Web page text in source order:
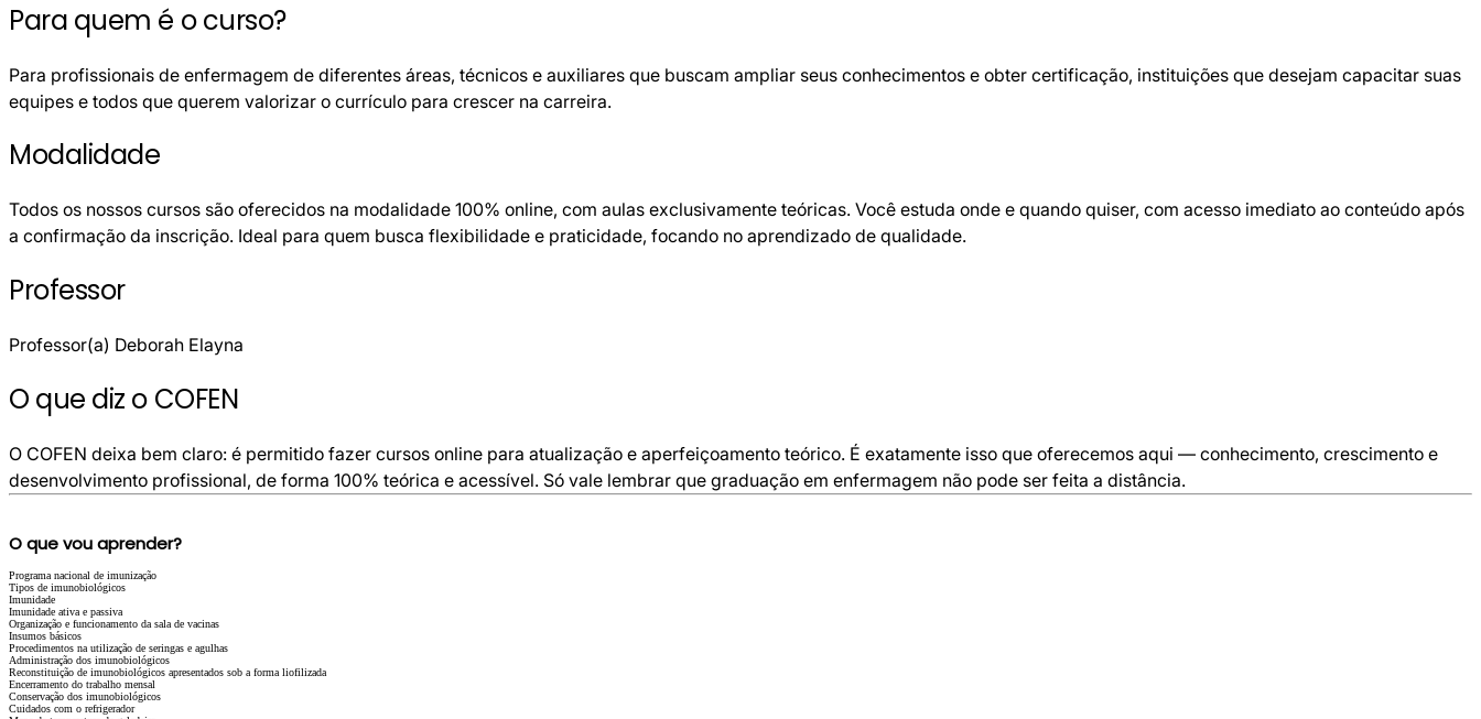
Para quem é o curso?
Para profissionais de enfermagem de diferentes áreas, técnicos e auxiliares que buscam ampliar seus conhecimentos e obter certificação, instituições que desejam capacitar suas
equipes e todos que querem valorizar o currículo para crescer na carreira.
Modalidade
Todos os nossos cursos são oferecidos na modalidade 100% online, com aulas exclusivamente teóricas. Você estuda onde e quando quiser, com acesso imediato ao conteúdo após
a confirmação da inscrição. Ideal para quem busca flexibilidade e praticidade, focando no aprendizado de qualidade.
Professor
Professor(a) Deborah Elayna
O que diz o COFEN
O COFEN deixa bem claro: é permitido fazer cursos online para atualização e aperfeiçoamento teórico. É exatamente isso que oferecemos aqui — conhecimento, crescimento e
desenvolvimento profissional, de forma 100% teórica e acessível. Só vale lembrar que graduação em enfermagem não pode ser feita a distância.
O que vou aprender?
Programa nacional de imunização
Tipos de imunobiológicos
Imunidade
Imunidade ativa e passiva
Organização e funcionamento da sala de vacinas
Insumos básicos
Procedimentos na utilização de seringas e agulhas
Administração dos imunobiológicos
Reconstituição de imunobiológicos apresentados sob a forma liofilizada
Encerramento do trabalho mensal
Conservação dos imunobiológicos
Cuidados com o refrigerador